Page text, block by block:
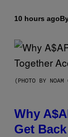
10 hours ago
(PHOTO BY
Why
Get